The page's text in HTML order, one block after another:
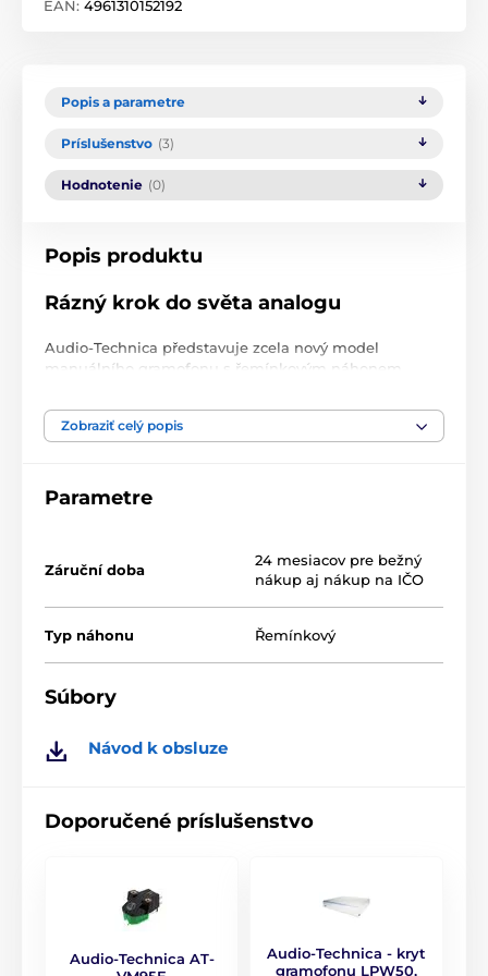
EAN: 4961310152192
Popis a parametre
Príslušenstvo (3)
Hodnotenie (0)
Popis produktu
Rázný krok do světa analogu
Audio-Technica představuje zcela nový model
manuálního gramofonu s řemínkovým náhonem,
Její povrch navíc zdobí klavírní lak ve vysokém lesku,
díky němuž působí gramofon nejen akusticky, ale
stabilizací rychlosti otáčení
plně manuální gramofon s řemínkovým náhonem a
povrch chráněný luxusním klavírním lakem v
hlubokém lesku
karbonu
Zobraziť celý popis
Parametre
Záruční doba
24 mesiacov pre bežný
nákup aj nákup na IČO
Typ náhonu Řemínkový
Súbory
Návod k obsluze
Doporučené príslušenstvo
Audio-Technica AT-
Audio-Technica - kryt
gramofonu LPW50,